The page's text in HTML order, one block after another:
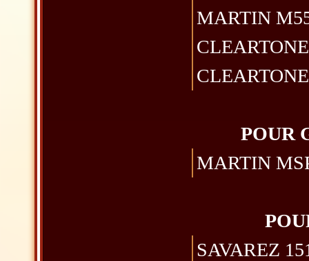
MARTIN
POUR
MARTIN
SAVAREZ